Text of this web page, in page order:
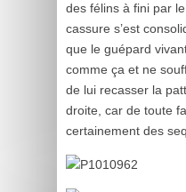
des félins à fini par
cassure s’est
que le guépard
comme ça et ne
de lui recasser la
droite, car de toute
certainement des